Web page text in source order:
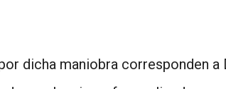
dicha maniobra corresponden a